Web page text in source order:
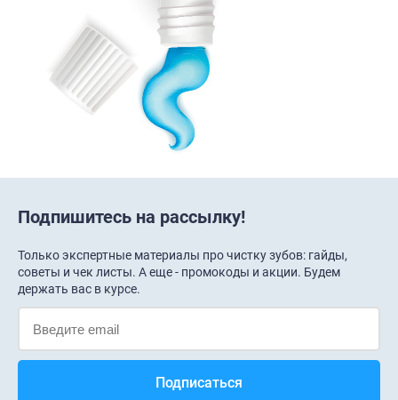
Подпишитесь на рассылку!
Только экспертные материалы про чистку зубов: гайды,
советы и чек листы. А еще - промокоды и акции. Будем
держать вас в курсе.